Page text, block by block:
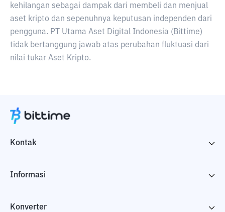
kehilangan sebagai dampak dari membeli dan menjual
aset kripto dan sepenuhnya keputusan independen dari
pengguna. PT Utama Aset Digital Indonesia (Bittime)
tidak bertanggung jawab atas perubahan fluktuasi dari
nilai tukar Aset Kripto.
Kontak
Informasi
Konverter